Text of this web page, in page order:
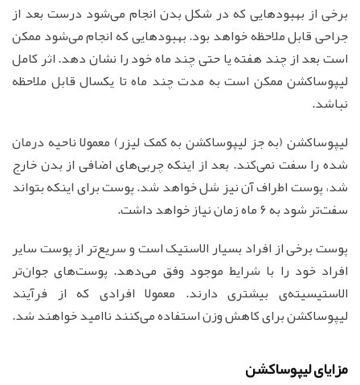
برخی از بهبودهایی که در شکل بدن انجام می‌شود درست بعد از
جراحی قابل ملاحظه خواهد بود. بهبودهایی که انجام می‌شود ممکن
است بعد از چند هفته یا حتی چند ماه خود را نشان دهد. اثر کامل
لیپوساکشن ممکن است به مدت چند ماه تا یکسال قابل ملاحظه
نباشد.
لیپوساکشن (به جز لیپوساکشن به کمک لیزر) معمولا ناحیه درمان
شده را سفت نمی‌کند. بعد از اینکه چربی‌های اضافی از بدن خارج
شد، پوست اطراف آن نیز شل خواهد شد. پوست برای اینکه بتواند
سفت‌تر شود به ۶ ماه زمان نیاز خواهد داشت.
پوست برخی از افراد بسیار الاستیک است و سریع‌تر از پوست سایر
افراد خود را با شرایط موجود وفق می‌دهد. پوست‌های جوان‌تر
الاستیسیته‌ی بیشتری دارند. معمولا افرادی که از فرآیند
لیپوساکشن برای کاهش وزن استفاده می‌کنند ناامید خواهند شد.
مزایای لیپوساکشن